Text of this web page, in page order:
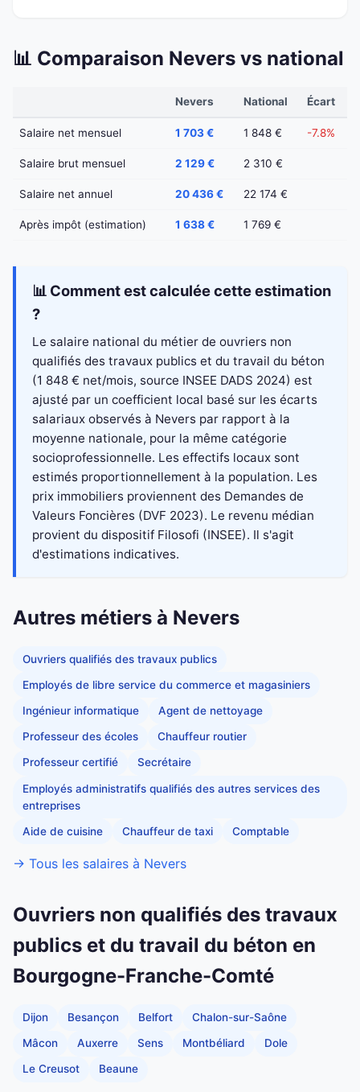
📊 Comparaison Nevers vs national
Nevers National Écart
Salaire net mensuel 1 703 € 1 848 € -7.8%
Salaire brut mensuel 2 129 € 2 310 €
Salaire net annuel 20 436 € 22 174 €
Après impôt (estimation) 1 638 € 1 769 €
📊 Comment est calculée cette estimation
?
Le salaire national du métier de ouvriers non
qualifiés des travaux publics et du travail du béton
(1 848 € net/mois, source INSEE DADS 2024) est
ajusté par un coefficient local basé sur les écarts
salariaux observés à Nevers par rapport à la
moyenne nationale, pour la même catégorie
socioprofessionnelle. Les effectifs locaux sont
estimés proportionnellement à la population. Les
prix immobiliers proviennent des Demandes de
Valeurs Foncières (DVF 2023). Le revenu médian
provient du dispositif Filosofi (INSEE). Il s'agit
d'estimations indicatives.
Autres métiers à Nevers
Ouvriers qualifiés des travaux publics
Employés de libre service du commerce et magasiniers
Ingénieur informatique Agent de nettoyage
Professeur des écoles Chauffeur routier
Professeur certifié Secrétaire
Employés administratifs qualifiés des autres services des
entreprises
Aide de cuisine Chauffeur de taxi Comptable
→ Tous les salaires à Nevers
Ouvriers non qualifiés des travaux
publics et du travail du béton en
Bourgogne-Franche-Comté
Dijon Besançon Belfort Chalon-sur-Saône
Mâcon Auxerre Sens Montbéliard Dole
Le Creusot Beaune